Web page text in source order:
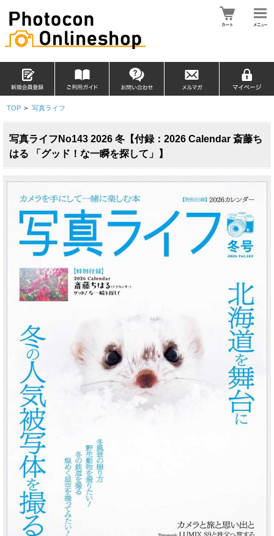
TOP > 写真ライフ
写真ライフNo143 2026 冬【付録：2026 Calendar 斎藤ち
はる 「グッド！な一瞬を探して」】